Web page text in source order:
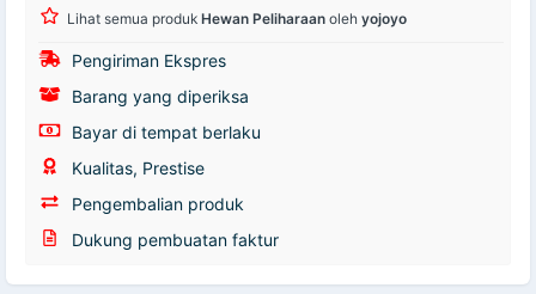
Lihat semua produk Hewan Peliharaan oleh yojoyo
Pengiriman Ekspres
Barang yang diperiksa
Bayar di tempat berlaku
Kualitas, Prestise
Pengembalian produk
Dukung pembuatan faktur